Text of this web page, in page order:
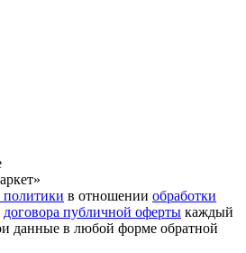
политики в отношении обработки
договора публичной оферты каждый
данные в любой форме обратной